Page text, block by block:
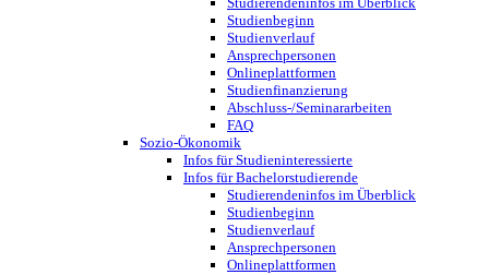
Studienbeginn
Studienverlauf
Ansprechpersonen
Onlineplattformen
Studienfinanzierung
Abschluss-/Seminararbeiten
FAQ
Sozio-Ökonomik
Infos für Studieninteressierte
Infos für Bachelorstudierende
Studierendeninfos im Überblick
Studienbeginn
Studienverlauf
Ansprechpersonen
Onlineplattformen